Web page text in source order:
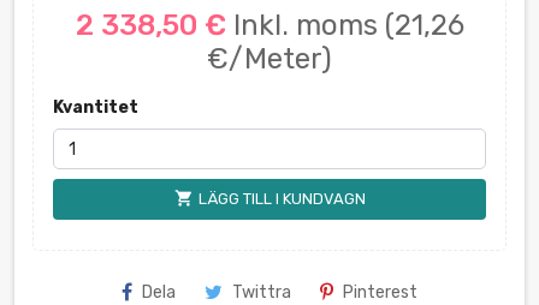
2 338,50 € Inkl. moms (21,26
€/Meter)
Kvantitet
shopping_cart LÄGG TILL I KUNDVAGN
Dela Twittra Pinterest